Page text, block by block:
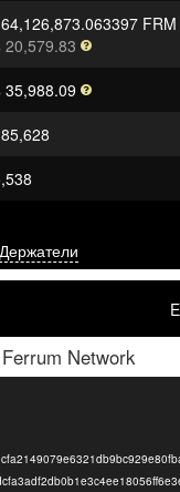
FRM
20,579.83
35,988.09
Держатели
Ferrum Network